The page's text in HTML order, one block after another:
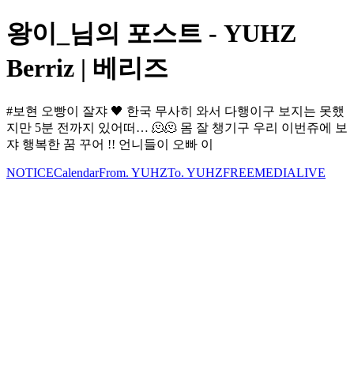
왕이_님의 포스트 - YUHZ
Berriz | 베리즈
#보현 오빵이 잘쟈 🖤 한국 무사히 와서 다행이구 보지는 못했
지만 5분 전까지 있어떠… 🫠🫠 몸 잘 챙기구 우리 이번쥬에 보
쟈 행복한 꿈 꾸어 !! 언니들이 오빠 이
NOTICECalendarFrom. YUHZTo. YUHZFREEMEDIALIVE